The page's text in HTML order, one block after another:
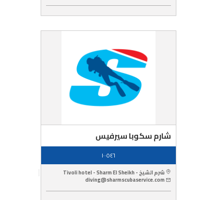
شارم سكوبا سيرفيس
١٠٠٥٤٦
شرم الشيخ - Tivoli hotel - Sharm El Sheikh
diving@sharmscubaservice.com